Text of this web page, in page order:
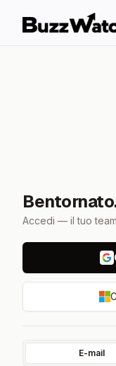
Accedi — il tuo
E-mail